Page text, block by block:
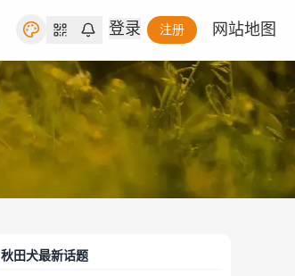
登录 注册 网站地图
秋田犬最新话题